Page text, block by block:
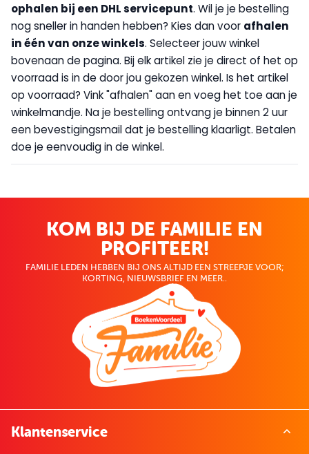
ophalen bij een DHL servicepunt. Wil je je bestelling
nog sneller in handen hebben? Kies dan voor afhalen
in één van onze winkels. Selecteer jouw winkel
bovenaan de pagina. Bij elk artikel zie je direct of het op
voorraad is in de door jou gekozen winkel. Is het artikel
op voorraad? Vink "afhalen" aan en voeg het toe aan je
winkelmandje. Na je bestelling ontvang je binnen 2 uur
een bevestigingsmail dat je bestelling klaarligt. Betalen
doe je eenvoudig in de winkel.
KOM BIJ DE FAMILIE EN
PROFITEER!
FAMILIE LEDEN HEBBEN BIJ ONS ALTIJD EEN STREEPJE VOOR;
KORTING, NIEUWSBRIEF EN MEER..
Klantenservice